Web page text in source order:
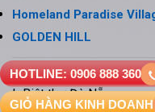
Homeland Paradise
GOLDEN HILL
Đất nền Đà Nẵng
Biệt thự Đà Nẵng
HOTLINE: 0906 888 360
GIỎ HÀNG KINH DOANH